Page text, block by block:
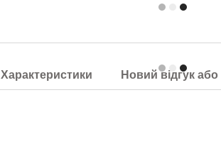
Характеристики Новий відгук